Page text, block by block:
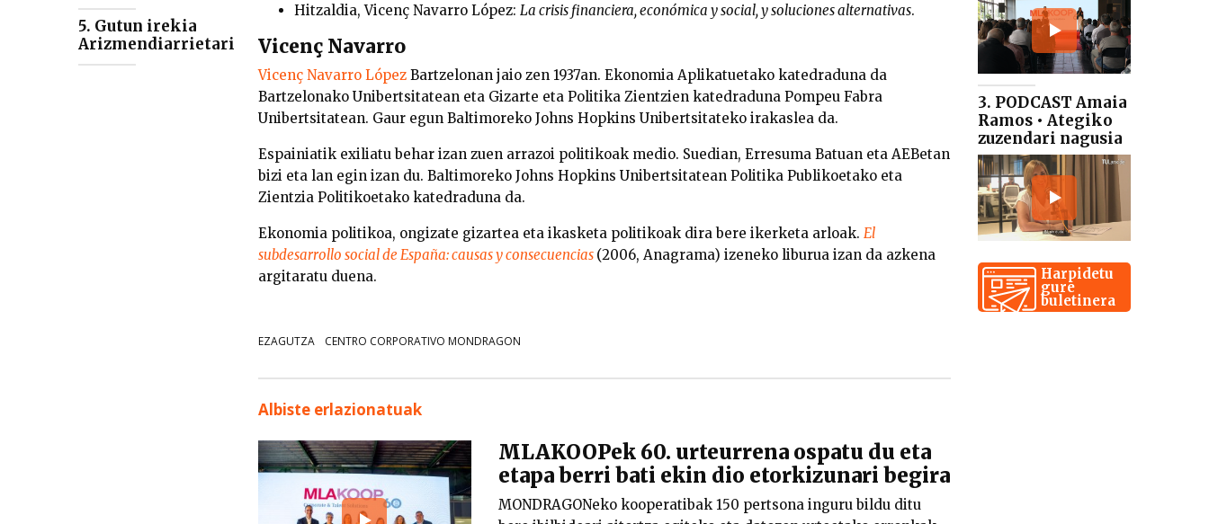
5. Gutun irekia
Arizmendiarrietari
Hitzaldia, Vicenç Navarro López: La crisis financiera, económica y social, y solucionesalternativas.
Vicenç Navarro
Vicenç Navarro López Bartzelonan jaio zen 1937an. Ekonomia Aplikatuetako katedraduna da
Bartzelonako Unibertsitatean eta Gizarte eta Politika Zientzien katedraduna Pompeu Fabra
Unibertsitatean. Gaur egun Baltimoreko Johns Hopkins Unibertsitateko irakaslea da.
Espainiatik exiliatu behar izan zuen arrazoi politikoak medio. Suedian, Erresuma Batuan eta AEBetan
bizi eta lan egin izan du. Baltimoreko Johns Hopkins Unibertsitatean Politika Publikoetako eta
Zientzia Politikoetako katedraduna da.
Ekonomia politikoa, ongizate gizartea eta ikasketa politikoak dira bere ikerketa arloak. El
subdesarrollo social de España: causas y consecuencias (2006, Anagrama) izeneko liburua izan da azkena
argitaratu duena.
EZAGUTZA CENTRO CORPORATIVO MONDRAGON
Albiste erlazionatuak
MLAKOOPek 60. urteurrena ospatu du eta
etapa berri bati ekin dio etorkizunari begira
MONDRAGONeko kooperatibak 150 pertsona inguru bildu ditu
3. PODCAST Amaia
Ramos • Ategiko
zuzendari nagusia
Harpidetu
gure
buletinera